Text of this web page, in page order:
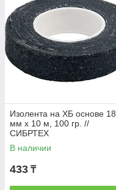
Изолента на ХБ основе 18
мм х 10 м, 100 гр. //
СИБРТЕХ
В наличии
433 ₸